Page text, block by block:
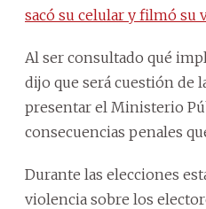
sacó su celular y filmó su
Al ser consultado qué
dijo que será cuestión de
presentar el Ministerio
consecuencias penales
Durante las elecciones
violencia sobre los